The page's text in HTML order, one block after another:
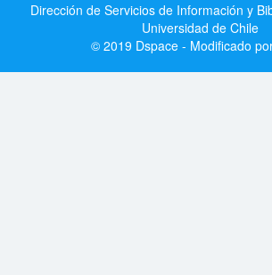
Dirección de Servicios de Información y
Universidad de Chile
© 2019 Dspace - Modificado